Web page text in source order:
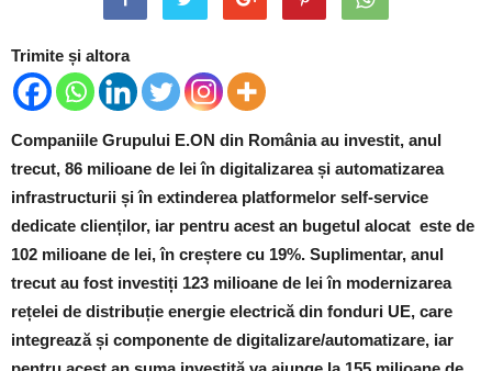
Trimite și altora
Companiile Grupului E.ON din România au investit, anul
trecut, 86 milioane de lei în digitalizarea și automatizarea
infrastructurii și în extinderea platformelor self-service
dedicate clienților, iar pentru acest an bugetul alocat este de
102 milioane de lei, în creștere cu 19%. Suplimentar, anul
trecut au fost investiți 123 milioane de lei în modernizarea
rețelei de distribuție energie electrică din fonduri UE, care
integrează și componente de digitalizare/automatizare, iar